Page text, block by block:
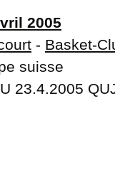
2005
- Basket-
suisse
23.4.2005